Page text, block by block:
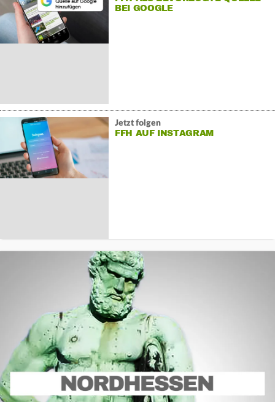
BEI GOOGLE
Jetzt folgen
FFH AUF INSTAGRAM